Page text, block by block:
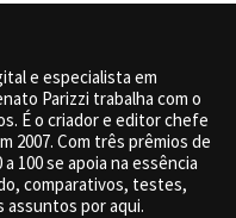
e especialista em
Parizzi trabalha com o
É o criador e editor chefe
2007. Com três prêmios de
100 se apoia na essência
comparativos, testes,
assuntos por aqui.